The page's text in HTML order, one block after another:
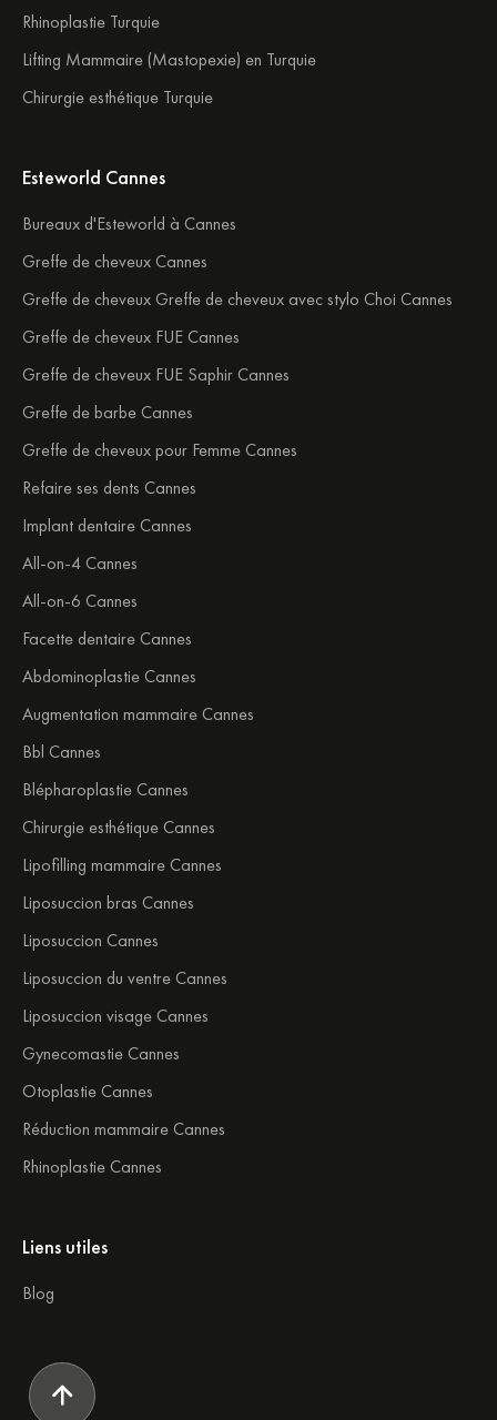
Rhinoplastie Turquie
Lifting Mammaire (Mastopexie) en Turquie
Chirurgie esthétique Turquie
Esteworld Cannes
Bureaux d'Esteworld à Cannes
Greffe de cheveux Cannes
Greffe de cheveux Greffe de cheveux avec stylo Choi Cannes
Greffe de cheveux FUE Cannes
Greffe de cheveux FUE Saphir Cannes
Greffe de barbe Cannes
Greffe de cheveux pour Femme Cannes
Refaire ses dents Cannes
Implant dentaire Cannes
All-on-4 Cannes
All-on-6 Cannes
Facette dentaire Cannes
Abdominoplastie Cannes
Augmentation mammaire Cannes
Bbl Cannes
Blépharoplastie Cannes
Chirurgie esthétique Cannes
Lipofilling mammaire Cannes
Liposuccion bras Cannes
Liposuccion Cannes
Liposuccion du ventre Cannes
Liposuccion visage Cannes
Gynecomastie Cannes
Otoplastie Cannes
Réduction mammaire Cannes
Rhinoplastie Cannes
Liens utiles
Blog